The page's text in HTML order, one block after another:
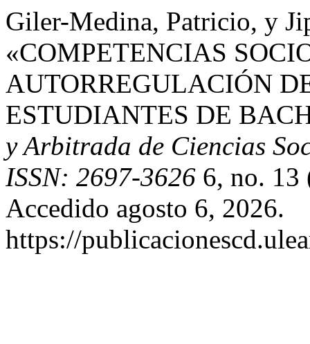
Giler-Medina, Patricio, y
«COMPETENCIAS
AUTORREGULACIÓN
ESTUDIANTES DE
y Arbitrada de Ciencias
ISSN: 2697-3626 6, no. 13
Accedido agosto 6, 2026.
https://